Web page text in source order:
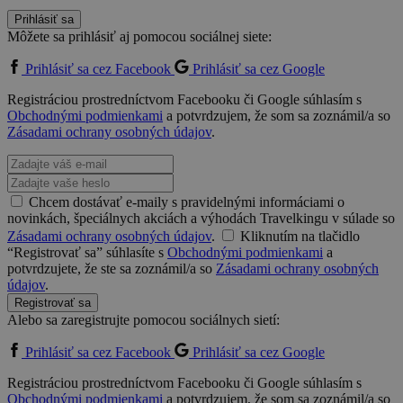
Prihlásiť sa
Môžete sa prihlásiť aj pomocou sociálnej siete:
Prihlásiť sa cez Facebook
Prihlásiť sa cez Google
Registráciou prostredníctvom Facebooku či Google súhlasím s
Obchodnými podmienkami a potvrdzujem, že som sa zoznámil/a so
Zásadami ochrany osobných údajov.
Chcem dostávať e-maily s pravidelnými informáciami o
novinkách, špeciálnych akciách a výhodách Travelkingu v súlade so
Zásadami ochrany osobných údajov.
Kliknutím na tlačidlo
“Registrovať sa” súhlasíte s Obchodnými podmienkami a
potvrdzujete, že ste sa zoznámil/a so Zásadami ochrany osobných
údajov.
Registrovať sa
Alebo sa zaregistrujte pomocou sociálnych sietí:
Prihlásiť sa cez Facebook
Prihlásiť sa cez Google
Registráciou prostredníctvom Facebooku či Google súhlasím s
Obchodnými podmienkami a potvrdzujem, že som sa zoznámil/a so